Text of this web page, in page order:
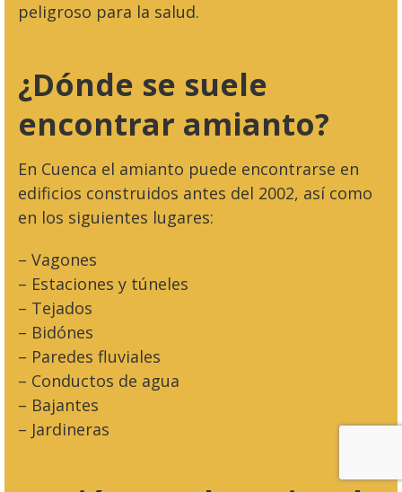
peligroso para la salud.
¿Dónde se suele
encontrar amianto?
En Cuenca el amianto puede encontrarse en
edificios construidos antes del 2002, así como
en los siguientes lugares:
– Vagones
– Estaciones y túneles
– Tejados
– Bidónes
– Paredes fluviales
– Conductos de agua
– Bajantes
– Jardineras